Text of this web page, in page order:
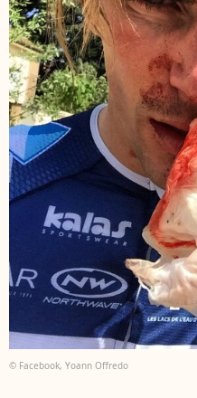
© Facebook, Yoann Offredo